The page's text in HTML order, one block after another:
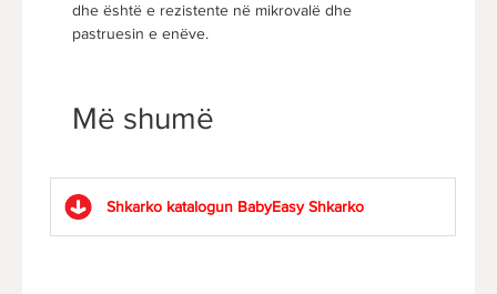
dhe është e rezistente në mikrovalë dhe
pastruesin e enëve.
Më shumë
Shkarko katalogun BabyEasy Shkarko